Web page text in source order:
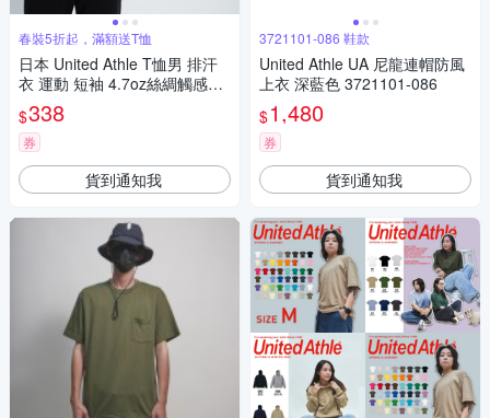
春裝5折起，滿額送T恤
日本 United Athle T恤男 排汗
衣 運動 短袖 4.7oz絲綢觸感T
恤 M-XL 多色 現貨【NoMorr
e】
$338
券
貨到通知我
3721101-086 鞋款
United Athle UA 尼龍連帽防風
上衣 深藍色 3721101-086
$1,480
券
貨到通知我